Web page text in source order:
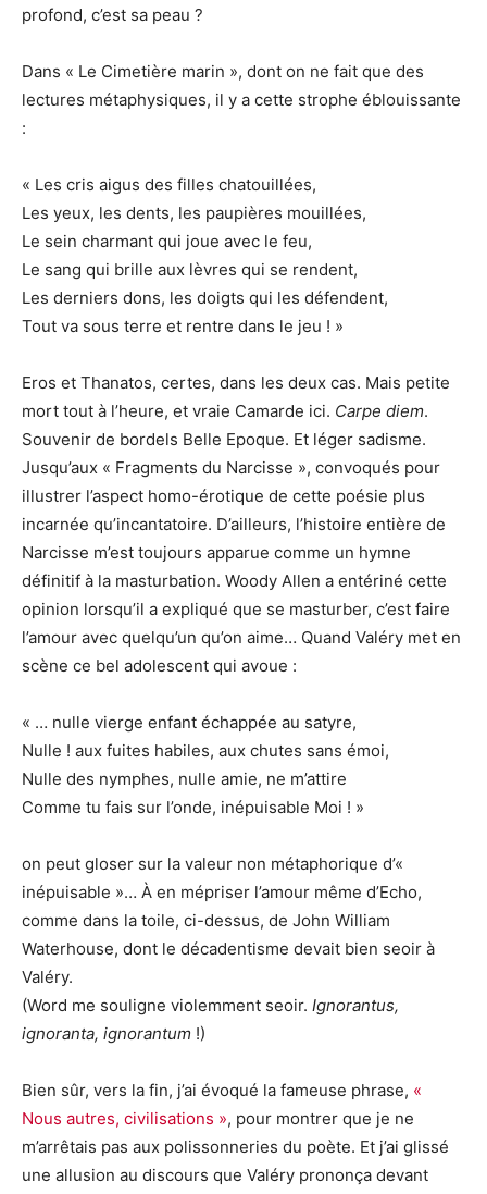
profond, c’est sa peau ?
Dans « Le Cimetière marin », dont on ne fait que des
lectures métaphysiques, il y a cette strophe éblouissante
:
« Les cris aigus des filles chatouillées,
Les yeux, les dents, les paupières mouillées,
Le sein charmant qui joue avec le feu,
Le sang qui brille aux lèvres qui se rendent,
Les derniers dons, les doigts qui les défendent,
Tout va sous terre et rentre dans le jeu ! »
Eros et Thanatos, certes, dans les deux cas. Mais petite
mort tout à l’heure, et vraie Camarde ici. Carpe diem.
Souvenir de bordels Belle Epoque. Et léger sadisme.
Jusqu’aux « Fragments du Narcisse », convoqués pour
illustrer l’aspect homo-érotique de cette poésie plus
incarnée qu’incantatoire. D’ailleurs, l’histoire entière de
Narcisse m’est toujours apparue comme un hymne
définitif à la masturbation. Woody Allen a entériné cette
opinion lorsqu’il a expliqué que se masturber, c’est faire
l’amour avec quelqu’un qu’on aime… Quand Valéry met en
scène ce bel adolescent qui avoue :
« … nulle vierge enfant échappée au satyre,
Nulle ! aux fuites habiles, aux chutes sans émoi,
Nulle des nymphes, nulle amie, ne m’attire
Comme tu fais sur l’onde, inépuisable Moi ! »
on peut gloser sur la valeur non métaphorique d’«
inépuisable »… À en mépriser l’amour même d’Echo,
comme dans la toile, ci-dessus, de John William
Waterhouse, dont le décadentisme devait bien seoir à
Valéry.
(Word me souligne violemment seoir. Ignorantus,
ignoranta, ignorantum !)
Bien sûr, vers la fin, j’ai évoqué la fameuse phrase, «
Nous autres, civilisations », pour montrer que je ne
m’arrêtais pas aux polissonneries du poète. Et j’ai glissé
une allusion au discours que Valéry prononça devant